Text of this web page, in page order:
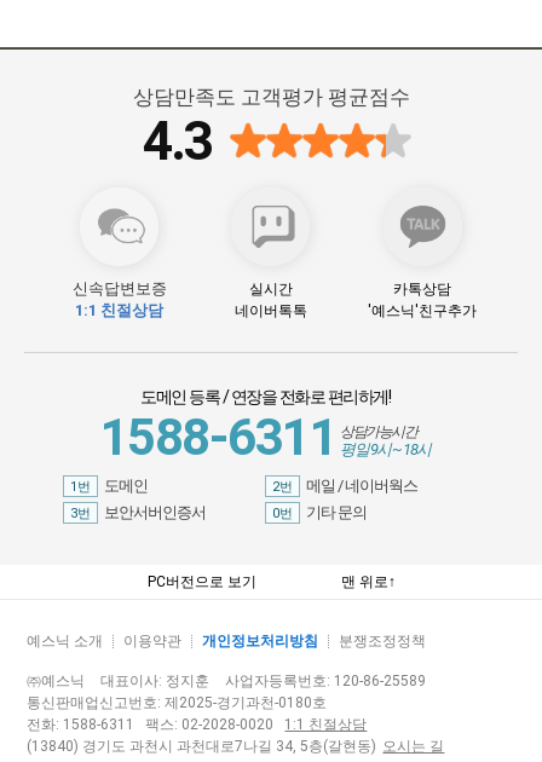
상담만족도 고객평가 평균점수
4.3
신속답변보증
1:1 친절상담
실시간
네이버톡톡
카톡상담
'예스닉'친구추가
도메인 등록 / 연장을 전화로 편리하게!
1588-6311 상담가능시간
평일 9시 ~ 18시
1번 도메인 2번 메일 / 네이버웍스
3번 보안서버인증서 0번 기타 문의
PC버전으로 보기 맨 위로↑
예스닉 소개 이용약관 개인정보처리방침 분쟁조정정책
㈜예스닉 대표이사: 정지훈
사업자등록번호: 120-86-25589
통신판매업신고번호: 제2025-경기과천-0180호
전화: 1588-6311 팩스: 02-2028-0020 1:1 친절상담
(13840) 경기도 과천시 과천대로7나길 34, 5층(갈현동) 오시는 길